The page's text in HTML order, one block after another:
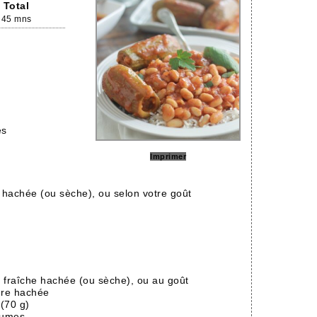
Imprimer
Total
45 mns
(ou sèche), ou selon votre goût
hachée (ou sèche), ou au goût
hachée
g)